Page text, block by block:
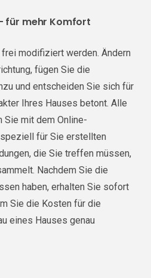
für mehr Komfort
modifiziert werden. Ändern
fügen Sie die
und entscheiden Sie sich für
Ihres Hauses betont. Alle
Sie mit dem Online-
für Sie erstellten
die Sie treffen müssen,
Nachdem Sie die
haben, erhalten Sie sofort
Sie die Kosten für die
eines Hauses genau